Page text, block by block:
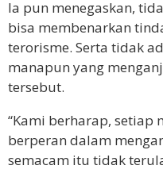
Ia pun menegaskan,
bisa membenarkan
terorisme. Serta tidak
manapun yang
tersebut.
“Kami berharap,
berperan dalam
semacam itu tidak